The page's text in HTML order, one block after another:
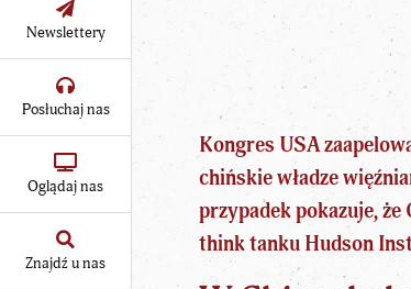
Newslettery
Posłuchaj nas
Oglądaj nas
Znajdź u nas
Kongres USA z
chińskie władze
przypadek pokazuje,
think tanku Hudson